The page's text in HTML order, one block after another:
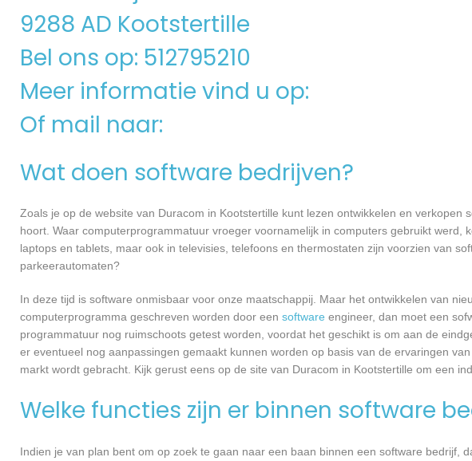
9288 AD Kootstertille
Bel ons op: 512795210
Meer informatie vind u op:
Of mail naar:
Wat doen software bedrijven?
Zoals je op de website van Duracom in Kootstertille kunt lezen ontwikkelen en
hoort. Waar computerprogrammatuur vroeger voornamelijk in computers gebruikt
laptops en tablets, maar ook in televisies, telefoons en thermostaten zijn voorzien van
parkeerautomaten?
In deze tijd is software onmisbaar voor onze maatschappij. Maar het ontwikkelen van
computerprogramma geschreven worden door een software engineer, dan moet een
programmatuur nog ruimschoots getest worden, voordat het geschikt is om aan de
er eventueel nog aanpassingen gemaakt kunnen worden op basis van de ervaringen
markt wordt gebracht. Kijk gerust eens op de site van Duracom in Kootstertille om een
Welke functies zijn er binnen software
Indien je van plan bent om op zoek te gaan naar een baan binnen een software bedrijf,